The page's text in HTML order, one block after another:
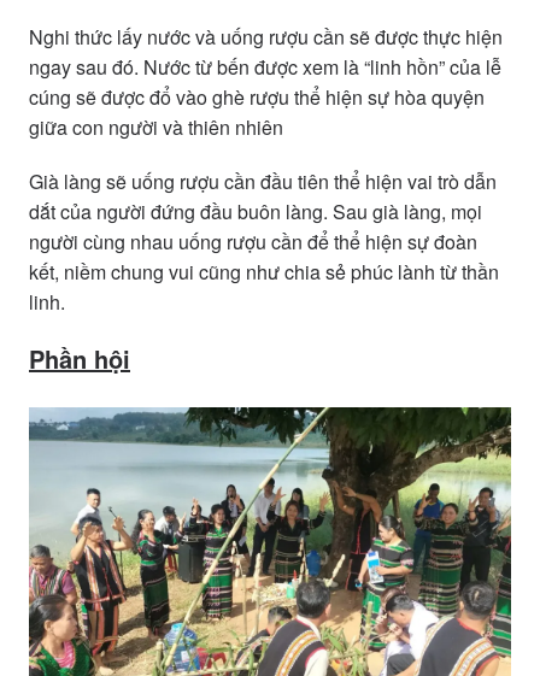
Nghi thức lấy nước và uống rượu cần sẽ được thực hiện
ngay sau đó. Nước từ bến được xem là “linh hồn” của lễ
cúng sẽ được đổ vào ghè rượu thể hiện sự hòa quyện
giữa con người và thiên nhiên
Già làng sẽ uống rượu cần đầu tiên thể hiện vai trò dẫn
dắt của người đứng đầu buôn làng. Sau già làng, mọi
người cùng nhau uống rượu cần để thể hiện sự đoàn
kết, niềm chung vui cũng như chia sẻ phúc lành từ thần
linh.
Phần hội